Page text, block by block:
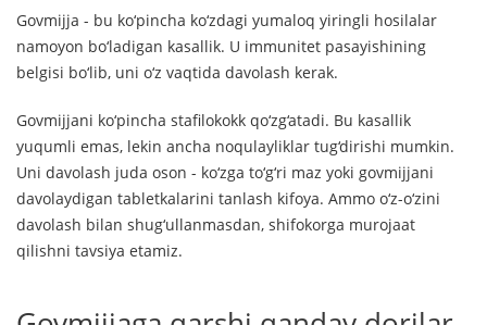
Govmijja - bu ko‘pincha ko‘zdagi yumaloq yiringli hosilalar
namoyon bo‘ladigan kasallik. U immunitet pasayishining
belgisi bo‘lib, uni o‘z vaqtida davolash kerak.
Govmijjani ko‘pincha stafilokokk qo‘zg‘atadi. Bu kasallik
yuqumli emas, lekin ancha noqulayliklar tug‘dirishi mumkin.
Uni davolash juda oson - ko‘zga to‘g‘ri maz yoki govmijjani
davolaydigan tabletkalarini tanlash kifoya. Ammo o‘z-o‘zini
davolash bilan shug‘ullanmasdan, shifokorga murojaat
qilishni tavsiya etamiz.